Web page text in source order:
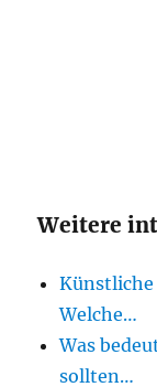
Weitere
Welche…
Was
sollten…